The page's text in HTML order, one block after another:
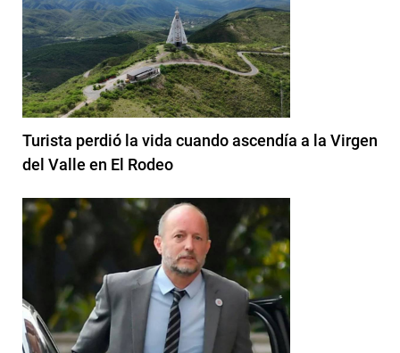
Turista perdió la vida cuando ascendía a la Virgen
del Valle en El Rodeo